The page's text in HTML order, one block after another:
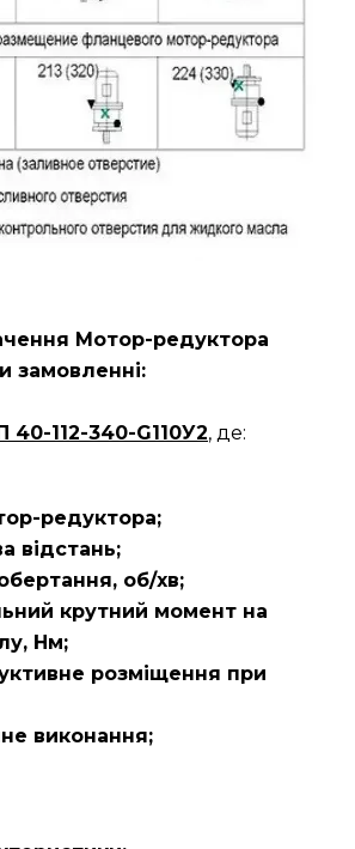
Мотор-редуктора
замовленні:
112-340-G110У2, де:
редуктора;
відстань;
об/хв;
крутний момент на
Нм;
розміщення при
виконання;